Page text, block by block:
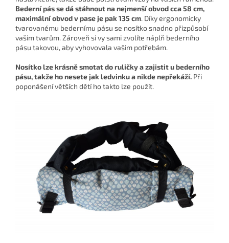
Bederní pás se dá stáhnout na nejmenší obvod cca 58 cm,
maximální obvod v pase je pak 135 cm. Díky ergonomicky
tvarovanému bedernímu pásu se nosítko snadno přizpůsobí
vašim tvarům. Zároveň si vy sami zvolíte náplň bederního
pásu takovou, aby vyhovovala vašim potřebám.
Nosítko lze krásně smotat do ruličky a zajistit u bederního
pásu, takže ho nesete jak ledvinku a nikde nepřekáží. Při
poponášení větších dětí ho takto lze použít.